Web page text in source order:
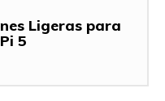
Ligeras para
5